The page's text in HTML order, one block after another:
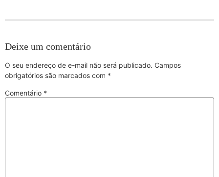
Deixe um comentário
O seu endereço de e-mail não será publicado. Campos
obrigatórios são marcados com *
Comentário *